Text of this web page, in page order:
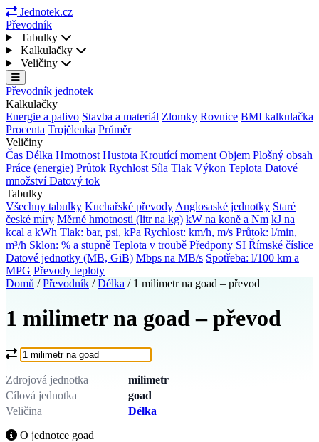
Jednotek.cz
Převodník
Tabulky
Kalkulačky
Veličiny
Převodník jednotek
Kalkulačky
Energie a palivo Stavba a materiál Zlomky Rovnice BMI kalkulačka
Procenta Trojčlenka Průměr
Veličiny
Čas Délka Hmotnost Hustota Kroutící moment Objem Plošný obsah
Práce (energie) Průtok Rychlost Síla Tlak Výkon Teplota Datové
množstvíDatový tok
Tabulky
Všechny tabulky Kuchařské převody Anglosaské jednotky Staré
české míry Měrné hmotnosti (litr na kg) kW na koně a Nm kJ na
kcal a kWh Tlak: bar, psi, kPa Rychlost: km/h, m/s Průtok: l/min,
m³/h Sklon: % a stupně Teplota v troubě Předpony SI Římské číslice
Datové jednotky (MB, GiB) Mbps na MB/s Spotřeba: l/100 km a
MPG Převody teploty
Domů / Převodník / Délka / 1 milimetr na goad – převod
1 milimetr na goad – převod
Co chcete převést?
Zdrojová jednotka
milimetr
Cílová jednotka
goad
Veličina
Délka
O jednotce goad